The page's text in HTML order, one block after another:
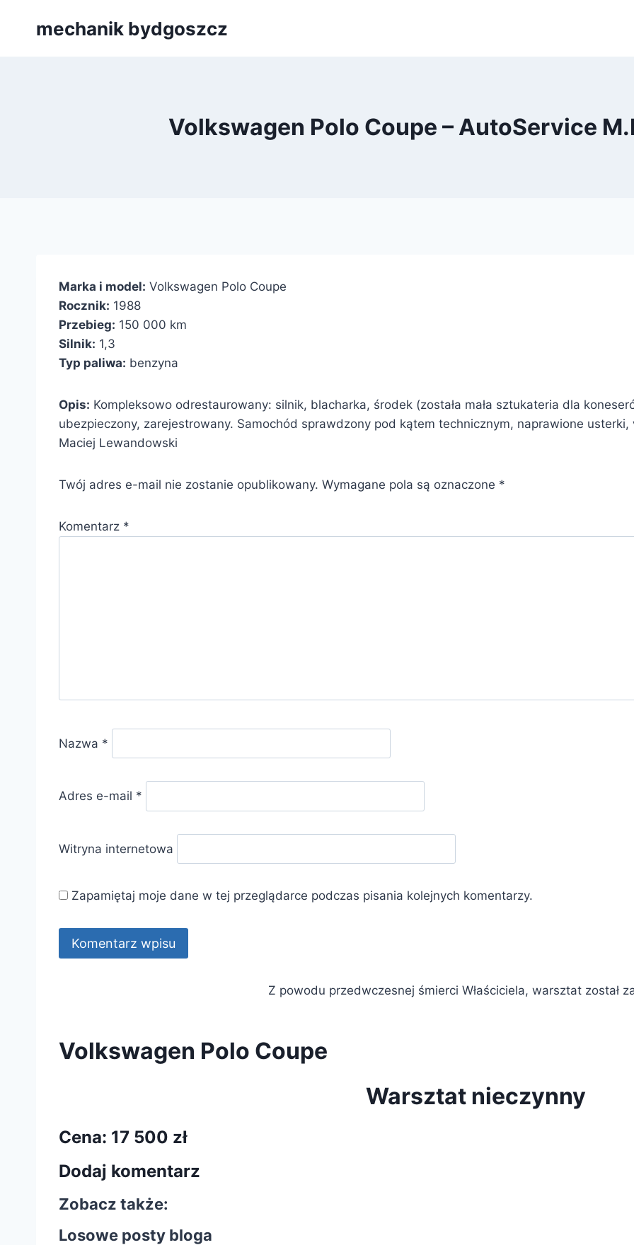
mechanik bydgoszcz
Volkswagen Polo Coupe – AutoService
Marka i model: Volkswagen Polo Coupe
Rocznik: 1988
Przebieg: 150 000 km
Silnik: 1,3
Typ paliwa: benzyna
Opis: Kompleksowo odrestaurowany: silnik, blacharka, środek (została mała sztukateria dla
ubezpieczony, zarejestrowany. Samochód sprawdzony pod kątem technicznym, naprawione usterki,
Maciej Lewandowski
Twój adres e-mail nie zostanie opublikowany. Wymagane pola są oznaczone *
Komentarz *
Nazwa *
Adres e-mail *
Witryna internetowa
Zapamiętaj moje dane w tej przeglądarce podczas pisania kolejnych komentarzy.
Z powodu przedwczesnej śmierci Właściciela, warsztat został
Volkswagen Polo Coupe
Warsztat nieczynny
Cena: 17 500 zł
Dodaj komentarz
Zobacz także:
Losowe posty bloga